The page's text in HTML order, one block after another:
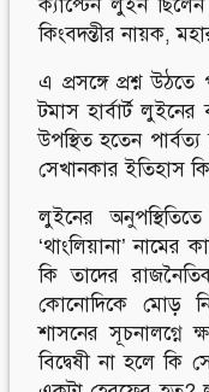
ক্যাপ্টেন লুইন
কিংবদন্তীর নায়ক,
এ প্রসঙ্গে প্রশ্ন
টমাস হার্বার্ট
উপস্থিত হতেন পার্বত্য
সেখানকার ইতিহাস
লুইনের
‘থাংলিয়ানা’ নামের
কি তাদের
কোনোদিকে মোড়
শাসনের সূচনালগ্নে
বিদ্বেষী না হলে কি